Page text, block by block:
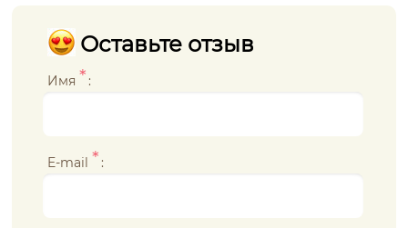
Оставьте отзыв
Имя * :
E-mail * :